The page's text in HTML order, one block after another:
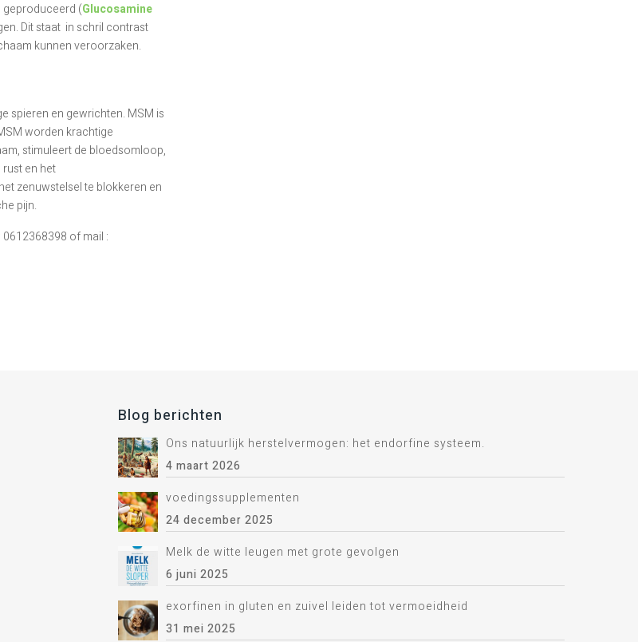
geproduceerd (Glucosamine
Dit staat in schril contrast
kunnen veroorzaken.
spieren en gewrichten. MSM is
worden krachtige
stimuleert de bloedsomloop,
en het
zenuwstelsel te blokkeren en
pijn.
of mail :
Blog berichten
Ons natuurlijk herstelvermogen: het endorfine systeem.
4 maart 2026
voedingssupplementen
24 december 2025
Melk de witte leugen met grote gevolgen
6 juni 2025
exorfinen in gluten en zuivel leiden tot vermoeidheid
31 mei 2025